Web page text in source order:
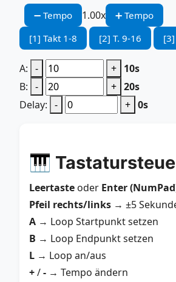
➖ Tempo 1.00x
➕ Tempo
[1] Takt 1-8
[2] T. 9-16
A: - + 10s
B: - + 20s
Delay: - + 0s
🎹
Leertaste oder Enter
Pfeil rechts/links → ±5
A → Loop Startpunkt setzen
B → Loop Endpunkt setzen
L → Loop an/aus
+/- → Tempo ändern